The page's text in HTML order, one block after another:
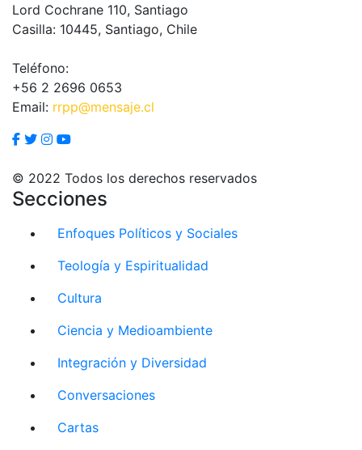
Lord Cochrane 110, Santiago
Casilla: 10445, Santiago, Chile
Teléfono:
+56 2 2696 0653
Email: rrpp@mensaje.cl
© 2022 Todos los derechos reservados
Secciones
Enfoques Políticos y Sociales
Teología y Espiritualidad
Cultura
Ciencia y Medioambiente
Integración y Diversidad
Conversaciones
Cartas